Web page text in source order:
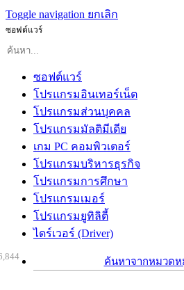
Toggle navigation ยกเลิก
ซอฟต์แวร์
ซอฟต์แวร์
โปรแกรมอินเทอร์เน็ต
โปรแกรมส่วนบุคคล
โปรแกรมมัลติมีเดีย
เกม PC คอมพิวเตอร์
โปรแกรมบริหารธุรกิจ
โปรแกรมการศึกษา
โปรแกรมเมอร์
โปรแกรมยูทิลิตี้
ไดร์เวอร์ (Driver)
ค้นหาจากหมวดห